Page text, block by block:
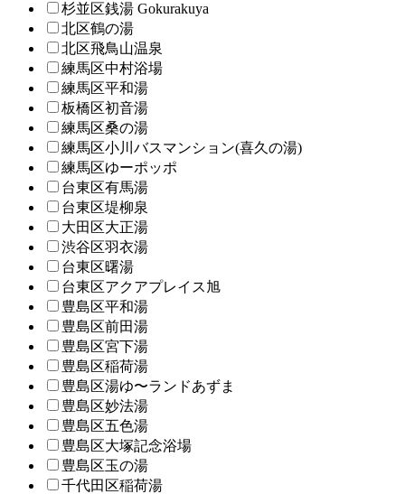
杉並区銭湯 Gokurakuya
北区鶴の湯
北区飛鳥山温泉
練馬区中村浴場
練馬区平和湯
板橋区初音湯
練馬区桑の湯
練馬区小川バスマンション(喜久の湯)
練馬区ゆーポッポ
台東区有馬湯
台東区堤柳泉
大田区大正湯
渋谷区羽衣湯
台東区曙湯
台東区アクアプレイス旭
豊島区平和湯
豊島区前田湯
豊島区宮下湯
豊島区稲荷湯
豊島区湯ゆ〜ランドあずま
豊島区妙法湯
豊島区五色湯
豊島区大塚記念浴場
豊島区玉の湯
千代田区稲荷湯